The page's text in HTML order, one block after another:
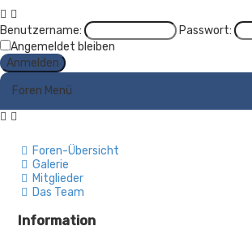
Benutzername:
Passwort:
Angemeldet bleiben
Foren Menü
Foren-Übersicht
Galerie
Mitglieder
Das Team
Information